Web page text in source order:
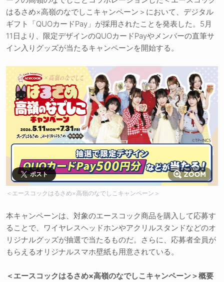
はるさめ×高嶺のなでしこキャンペーン＞において、デジタル
ギフト「QUOカードPay」が採用されたことを発表した。5月
11日より、限定デザインのQUOカードPayやメンバーの直筆サ
イン入りグッズが当たるキャンペーンを開始する。
ポスト
＜エースコックはるさめ×高嶺のなでしこキャンペーン＞
本キャンペーンは、対象のエースコック商品を購入して応募す
ることで、ワイヤレスヘッドホンやアクリルスタンドなどのオ
リジナルグッズが抽選で当たるものだ。さらに、応募者全員が
もらえるオリジナルスマホ壁紙も用意されている。
＜エースコックはるさめ×高嶺のなでしこキャンペーン＞概要